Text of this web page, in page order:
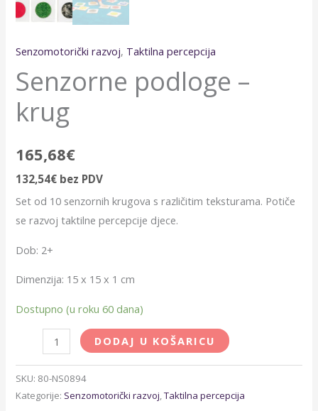
Senzomotorički razvoj, Taktilna percepcija
Senzorne podloge –
krug
165,68€
132,54€ bez PDV
Set od 10 senzornih krugova s različitim teksturama. Potiče
se razvoj taktilne percepcije djece.
Dob: 2+
Dimenzija: 15 x 15 x 1 cm
Dostupno (u roku 60 dana)
DODAJ U KOŠARICU
SKU: 80-NS0894
Kategorije: Senzomotorički razvoj,Taktilna percepcija